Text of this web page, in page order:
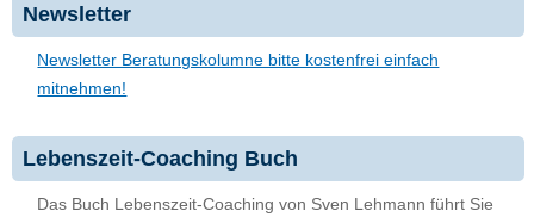
Newsletter
Newsletter Beratungskolumne bitte kostenfrei einfach
mitnehmen!
Lebenszeit-Coaching Buch
Das Buch Lebenszeit-Coaching von Sven Lehmann führt Sie